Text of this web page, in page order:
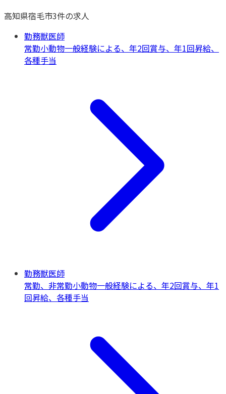
高知県宿毛市3件の求人
勤務獣医師
常勤小動物一般経験による、年2回賞与、年1回昇給、
各種手当
勤務獣医師
常勤、非常勤小動物一般経験による、年2回賞与、年1
回昇給、各種手当